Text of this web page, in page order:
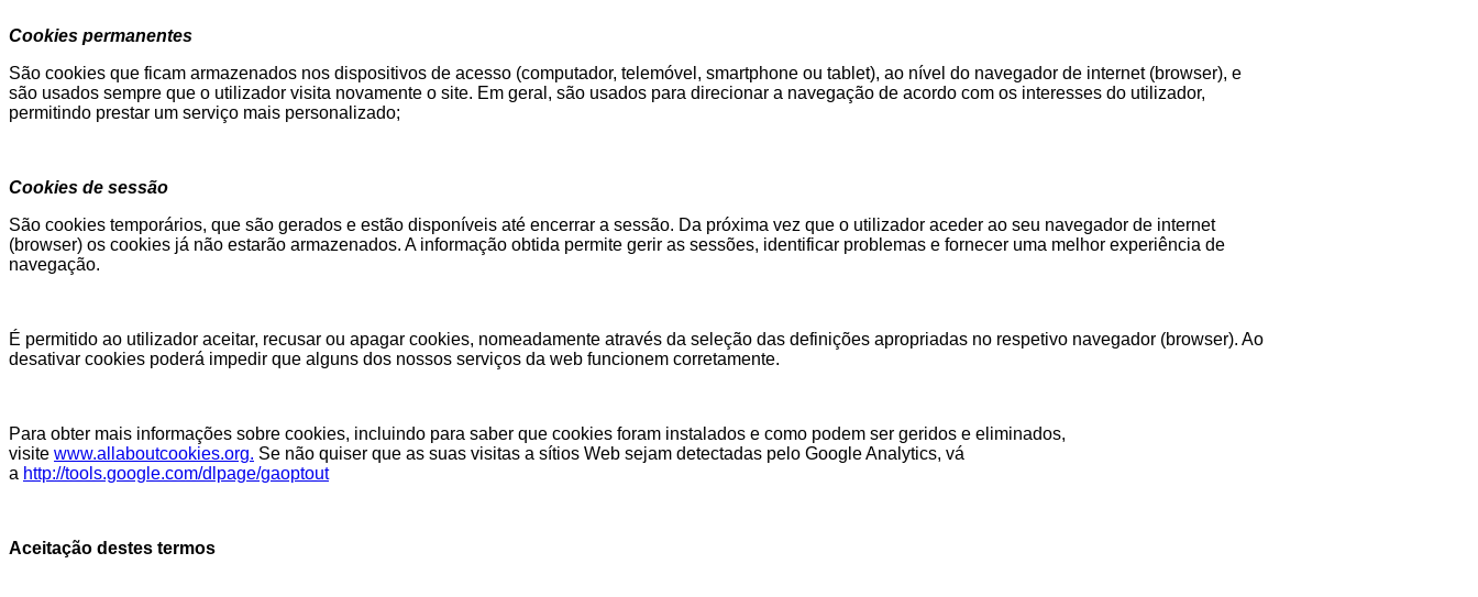
Cookies permanentes
São cookies que ficam armazenados nos dispositivos de acesso (computador, telemóvel, smartphone ou tablet), ao nível do navegador de internet (browser), e
são usados sempre que o utilizador visita novamente o site. Em geral, são usados para direcionar a navegação de acordo com os interesses do utilizador,
permitindo prestar um serviço mais personalizado;
Cookies de sessão
São cookies temporários, que são gerados e estão disponíveis até encerrar a sessão. Da próxima vez que o utilizador aceder ao seu navegador de internet
(browser) os cookies já não estarão armazenados. A informação obtida permite gerir as sessões, identificar problemas e fornecer uma melhor experiência de
navegação.
É permitido ao utilizador aceitar, recusar ou apagar cookies, nomeadamente através da seleção das definições apropriadas no respetivo navegador (browser). Ao
desativar cookies poderá impedir que alguns dos nossos serviços da web funcionem corretamente.
Para obter mais informações sobre cookies, incluindo para saber que cookies foram instalados e como podem ser geridos e eliminados,
visite www.allaboutcookies.org. Se não quiser que as suas visitas a sítios Web sejam detectadas pelo Google Analytics, vá
a http://tools.google.com/dlpage/gaoptout
Aceitação destes termos